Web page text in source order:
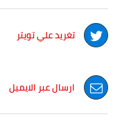
تغريد علي تويتر
ارسال عبر الايميل